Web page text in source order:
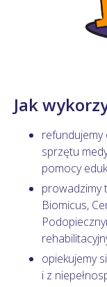
Jak
refundujemy
sprzętu
pomocy
prowadzimy
Biomicus,
opiekujemy
i z